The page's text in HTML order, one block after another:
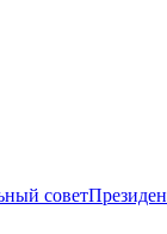
совет